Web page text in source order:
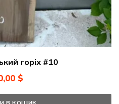
горіх #10
$